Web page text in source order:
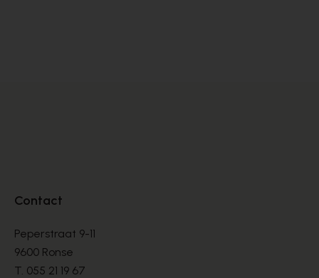
Contact
Peperstraat 9-11
9600 Ronse
T. 055 21 19 67